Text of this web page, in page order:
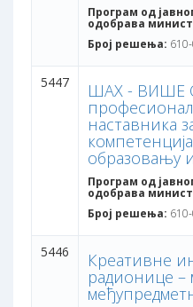
Програм од
одобрава
Број решења:
5447 ШАХ - ВИШЕ
наставника
образовању
Програм од
одобрава
Број решења:
5446 Креативне
радионице –